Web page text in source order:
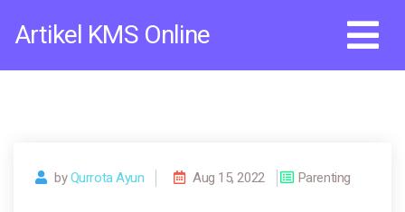
Artikel KMS Online
byQurrota Ayun Aug 15, 2022 Parenting